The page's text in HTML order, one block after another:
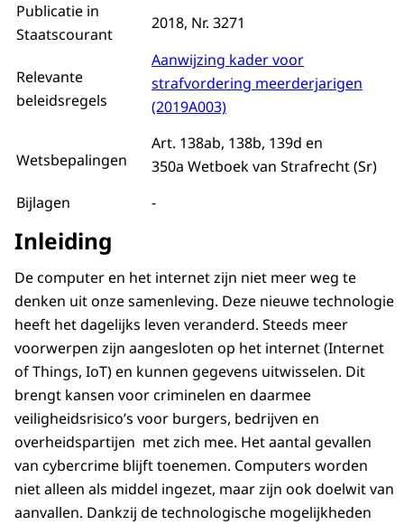
Publicatie in
Staatscourant
2018, Nr. 3271
Relevante
beleidsregels
Aanwijzing kader voor
strafvordering meerderjarigen
(2019A003)
Wetsbepalingen
Art. 138ab, 138b, 139d en
350a Wetboek van Strafrecht (Sr)
Bijlagen
-
Inleiding
De computer en het internet zijn niet meer weg te
denken uit onze samenleving. Deze nieuwe technologie
heeft het dagelijks leven veranderd. Steeds meer
voorwerpen zijn aangesloten op het internet (Internet
of Things, IoT) en kunnen gegevens uitwisselen. Dit
brengt kansen voor criminelen en daarmee
veiligheidsrisico’s voor burgers, bedrijven en
overheidspartijen met zich mee. Het aantal gevallen
van cybercrime blijft toenemen. Computers worden
niet alleen als middel ingezet, maar zijn ook doelwit van
aanvallen. Dankzij de technologische mogelijkheden